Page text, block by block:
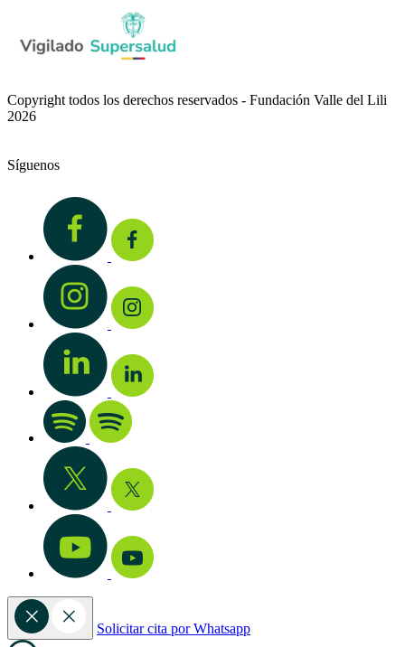
Copyright todos los derechos reservados - Fundación Valle del Lili
2026
Síguenos
Solicitar cita por Whatsapp